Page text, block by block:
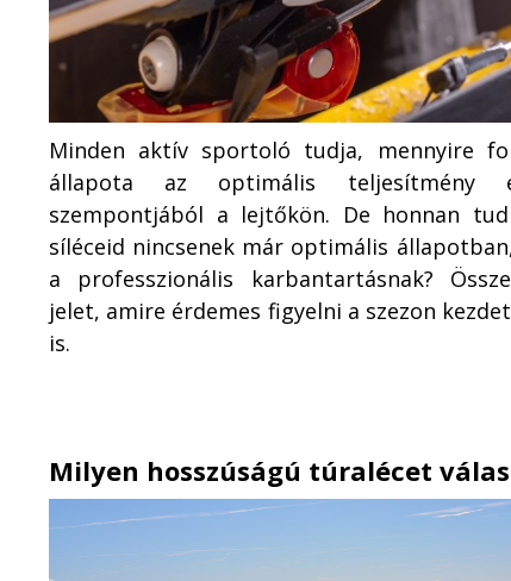
Minden aktív sportoló tudja, mennyire
állapota az optimális teljesítmény
szempontjából a lejtőkön. De honnan
síléceid nincsenek már optimális
a professzionális karbantartásnak?
jelet, amire érdemes figyelni a szezon
is.
Milyen hosszúságú túralécet